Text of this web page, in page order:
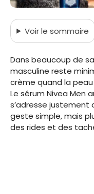
Voirle sommaire
Dans beaucoup de
masculine reste
crème quand la
Le sérum Nivea Men
s’adresse justement
geste simple, mais
des rides et des